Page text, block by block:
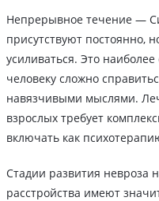
Непрерывное течение —
присутствуют постоянно,
усиливаться. Это
человеку сложно
навязчивыми мыслями.
взрослых требует
включать как
Стадии развития невроза
расстройства имеют